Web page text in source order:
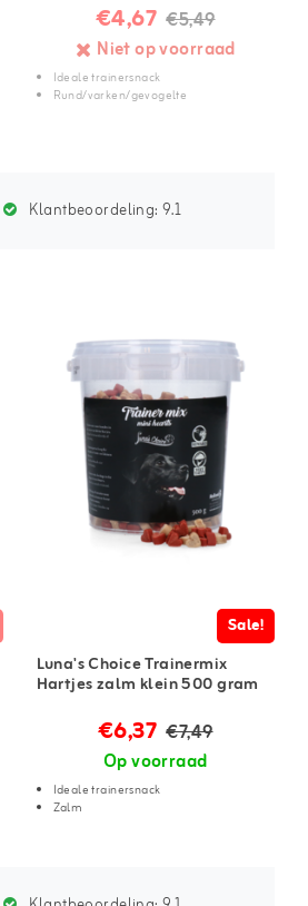
€4,67 €5,49
Niet op voorraad
Ideale trainersnack
Rund/varken/gevogelte
Klantbeoordeling:9.1
Sale!
Luna's Choice Trainermix
Hartjes zalm klein 500 gram
€6,37 €7,49
Op voorraad
Ideale trainersnack
Zalm